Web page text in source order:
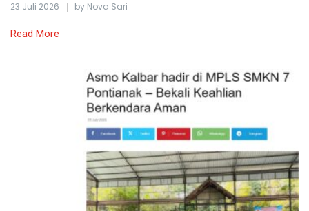
23 Juli 2026 by Nova Sari
Read More